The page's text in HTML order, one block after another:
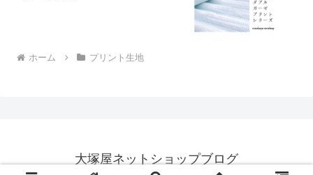
ホーム プリント生地
大塚屋ネットショップブログ